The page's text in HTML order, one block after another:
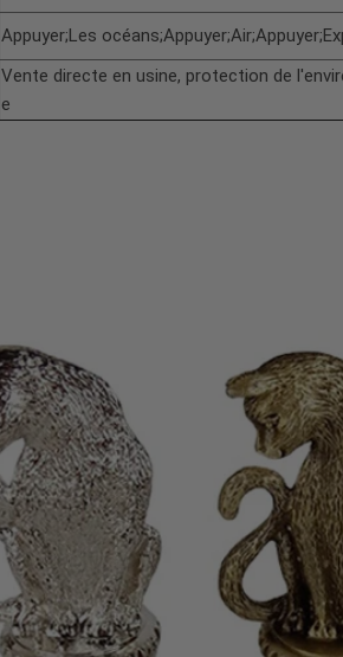
Appuyer;Les
Vente directe en usine, protection de
e